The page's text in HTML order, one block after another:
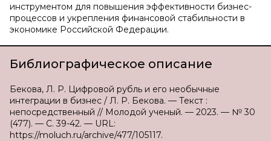
инструментом для повышения эффективности бизнес-
процессов и укрепления финансовой стабильности в
экономике Российской Федерации.
Библиографическое описание
Бекова, Л. Р. Цифровой рубль и его необычные
интеграции в бизнес / Л. Р. Бекова. — Текст :
непосредственный // Молодой ученый. — 2023. — № 30
(477). — С. 39-42. — URL:
https://moluch.ru/archive/477/105117.